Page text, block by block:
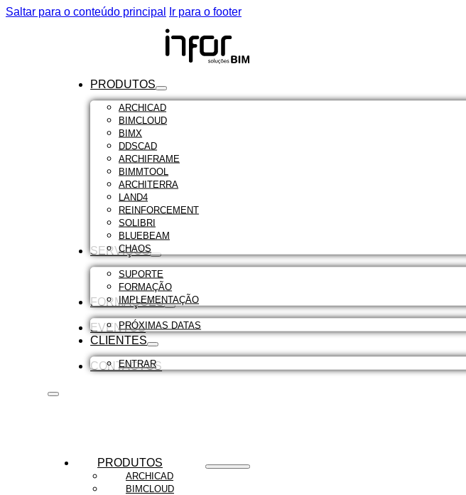
Saltar para o conteúdo principal Ir para o footer
PRODUTOS
ARCHICAD
BIMCLOUD
BIMX
DDSCAD
ARCHIFRAME
BIMMTOOL
ARCHITERRA
LAND4
REINFORCEMENT
SOLIBRI
BLUEBEAM
CHAOS
SERVIÇOS
SUPORTE
FORMAÇÃO
IMPLEMENTAÇÃO
FORMAÇÕES
PRÓXIMAS DATAS
EVENTOS
CLIENTES
ENTRAR
CONTACTOS
PRODUTOS
ARCHICAD
BIMCLOUD